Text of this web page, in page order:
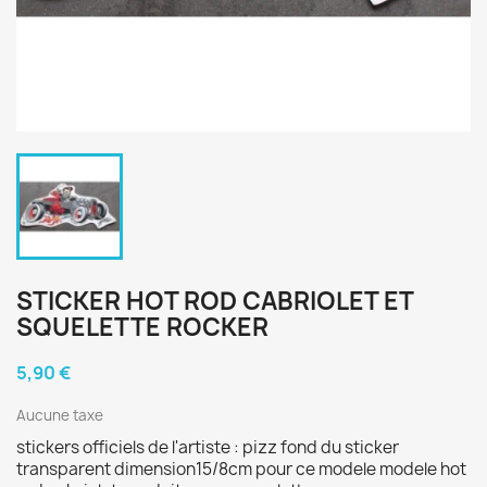
STICKER HOT ROD CABRIOLET ET
SQUELETTE ROCKER
5,90 €
Aucune taxe
stickers officiels de l'artiste : pizz fond du sticker
transparent dimension15/8cm pour ce modele modele hot